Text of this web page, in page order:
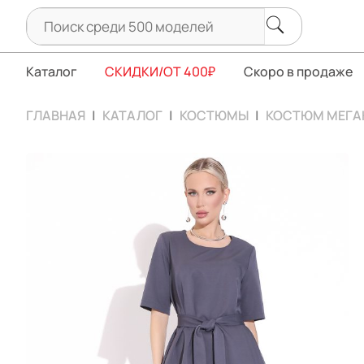
Каталог СКИДКИ/ОТ 400₽ Скоро в продаже
ГЛАВНАЯ КАТАЛОГ КОСТЮМЫ КОСТЮМ